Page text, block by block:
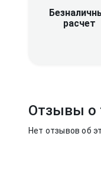
расчет
Отзывы о
Нет отзывов об